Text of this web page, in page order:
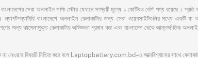
সেরা অনলাইন শপিং স্টোর যেখানে সাশ্রয়ী মূল্যে ১ কোটিরও বেশি পণ্য রয়েছে। প্রতি বছর
বাংলাদেশে অনলাইন কেনাকাটার জন্য সেরা ওয়েবসাইটগুলির মধ্যে একটি
জন্য ঝামেলামুক্ত কেনাকাটার অভিজ্ঞতা প্রদান করা এবং বাংলাদেশ থেকে
না নেওয়ার বিষয়টি নিশ্চিত করে বলে Laptopbattery.com.bd-এ আত্মবিশ্বাসের সাথে